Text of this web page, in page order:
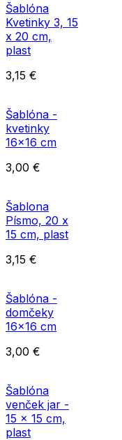
Šablóna
Kvetinky 3, 15
x 20 cm,
plast
3,15 €
Šablóna -
kvetinky
16x16 cm
3,00 €
Šablona
Písmo, 20 x
15 cm, plast
3,15 €
Šablóna -
domčeky
16x16 cm
3,00 €
Šablóna
venček jar -
15 x 15 cm,
plast